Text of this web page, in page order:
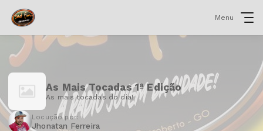
Menu
As Mais Tocadas 1ª Edição
As mais tocadas do dia!
Locução por:
Jhonatan Ferreira